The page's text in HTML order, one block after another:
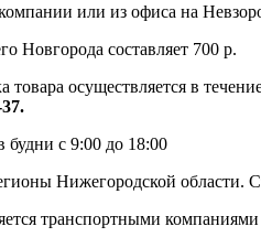
или из офиса на
Новгорода составляет 700 р.
товара осуществляется в
будни с 9:00 до 18:00
Нижегородской области.
транспортными